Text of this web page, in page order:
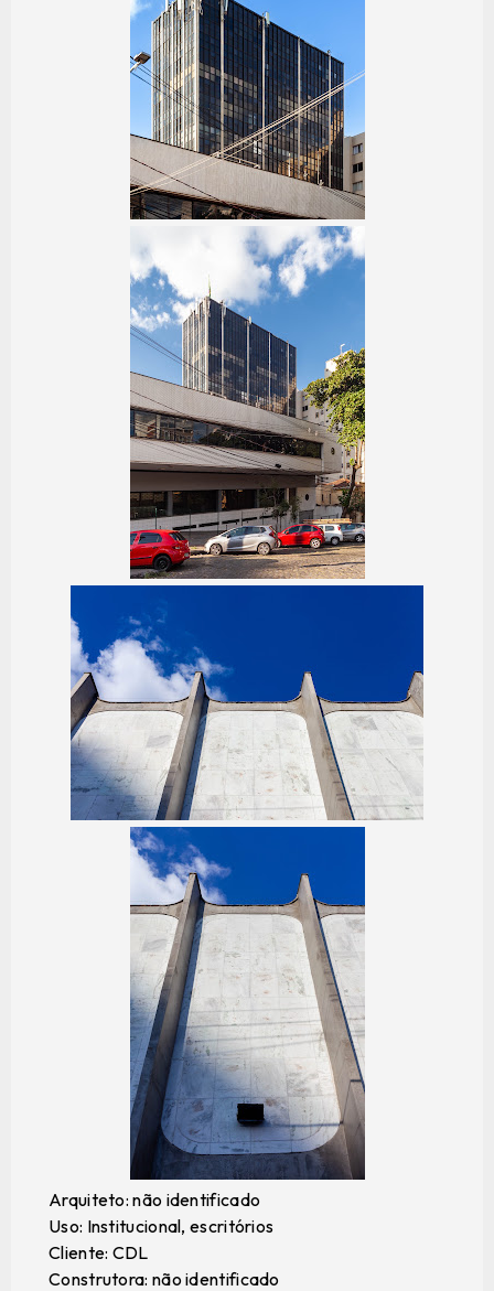
Arquiteto: não identificado
Uso: Institucional, escritórios
Cliente: CDL
Construtora: não identificado